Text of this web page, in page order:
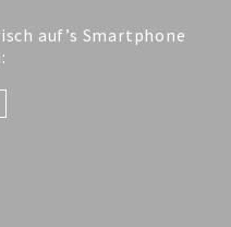
auf’s Smartphone